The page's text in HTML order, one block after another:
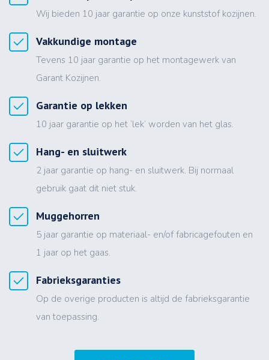
Wij bieden 10 jaar garantie op onze kunststof kozijnen.
Vakkundige montage
Tevens 10 jaar garantie op het montagewerk van
Garant Kozijnen.
Garantie op lekken
10 jaar garantie op het ‘lek’ worden van het glas.
Hang- en sluitwerk
2 jaar garantie op hang- en sluitwerk. Bij normaal
gebruik gaat dit niet stuk.
Muggehorren
5 jaar garantie op materiaal- en/of fabricagefouten en
1 jaar op het gaas.
Fabrieksgaranties
Op de overige producten is altijd de fabrieksgarantie
van toepassing.